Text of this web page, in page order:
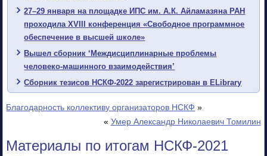
27–29 января на площадке ИПС им. А.К. Айламазяна РАН
проходила XVIII конференция «Свободное программное
обеспечение в высшей школе»
Вышел сборник ‘Междисциплинарные проблемы
человеко-машинного взаимодействия’
Сборник тезисов НСКФ-2022 зарегистрирован в ELibrary
Благодарность коллективу организаторов НСКФ »
« Умер Александр Николаевич Томилин
Материалы по итогам НСКФ-2021